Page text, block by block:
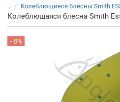
... Колеблющиеся блёсны Smith
Колеблющаяся блесна Smith
- 8%